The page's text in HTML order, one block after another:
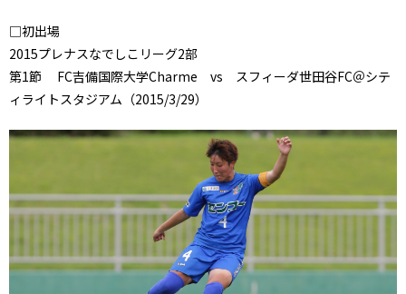
□初出場
2015プレナスなでしこリーグ2部
第1節 FC吉備国際大学Charme vs スフィーダ世田谷FC＠シテ
ィライトスタジアム（2015/3/29）